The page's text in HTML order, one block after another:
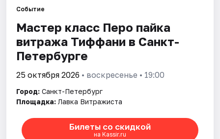
Города
Площадки
Артисты
Рейтинги
Событие
Мастер класс Перо пайка
витража Тиффани в Санкт-
Петербурге
25 октября 2026 • воскресенье • 19:00
Город: Санкт-Петербург
Площадка: Лавка Витражиста
Билеты со скидкой
на Kassir.ru